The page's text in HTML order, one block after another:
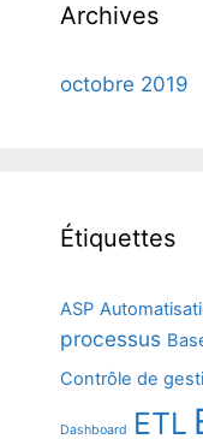
Archives
octobre 2019
Étiquettes
ASP
processus
Contrôle de
Dashboard ETL